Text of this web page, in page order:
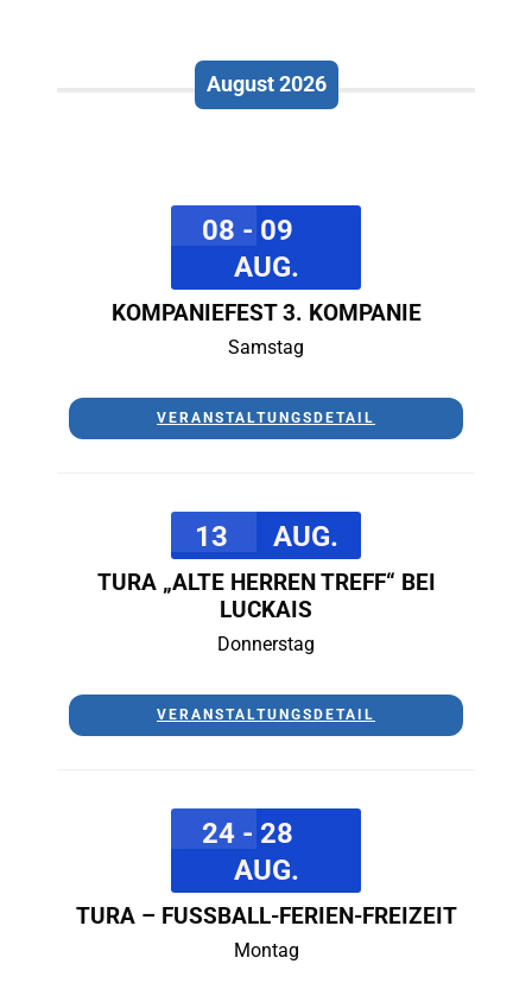
August 2026
08 - 09
AUG.
KOMPANIEFEST 3. KOMPANIE
Samstag
VERANSTALTUNGSDETAIL
13 AUG.
TURA „ALTE HERREN TREFF“ BEI
LUCKAIS
Donnerstag
VERANSTALTUNGSDETAIL
24 - 28
AUG.
TURA – FUSSBALL-FERIEN-FREIZEIT
Montag